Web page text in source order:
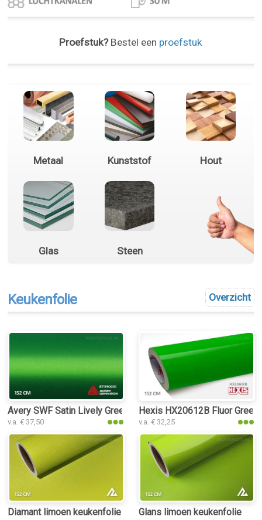
Proefstuk?Bestel een proefstuk
Metaal Kunststof Hout
Glas Steen
Overzicht
Keukenfolie
Avery SWF Satin Lively Green Metallic keukenfolie
v.a. € 37,50
Hexis HX20612B Fluor
v.a. € 32,25
Diamant limoen keukenfolie Glans limoen keukenfolie